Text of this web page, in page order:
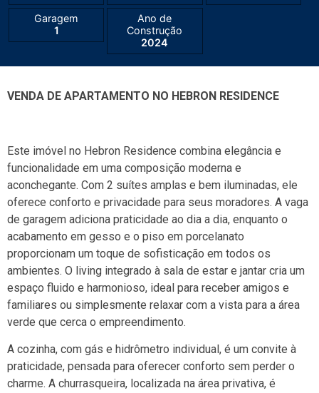
Garagem
1
Ano de
Construção
2024
VENDA DE APARTAMENTO NO HEBRON RESIDENCE
Este imóvel no Hebron Residence combina elegância e
funcionalidade em uma composição moderna e
aconchegante. Com 2 suítes amplas e bem iluminadas, ele
oferece conforto e privacidade para seus moradores. A vaga
de garagem adiciona praticidade ao dia a dia, enquanto o
acabamento em gesso e o piso em porcelanato
proporcionam um toque de sofisticação em todos os
ambientes. O living integrado à sala de estar e jantar cria um
espaço fluido e harmonioso, ideal para receber amigos e
familiares ou simplesmente relaxar com a vista para a área
verde que cerca o empreendimento.
A cozinha, com gás e hidrômetro individual, é um convite à
praticidade, pensada para oferecer conforto sem perder o
charme. A churrasqueira, localizada na área privativa, é